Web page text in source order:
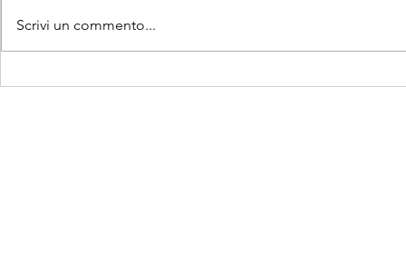
Scrivi un commento...